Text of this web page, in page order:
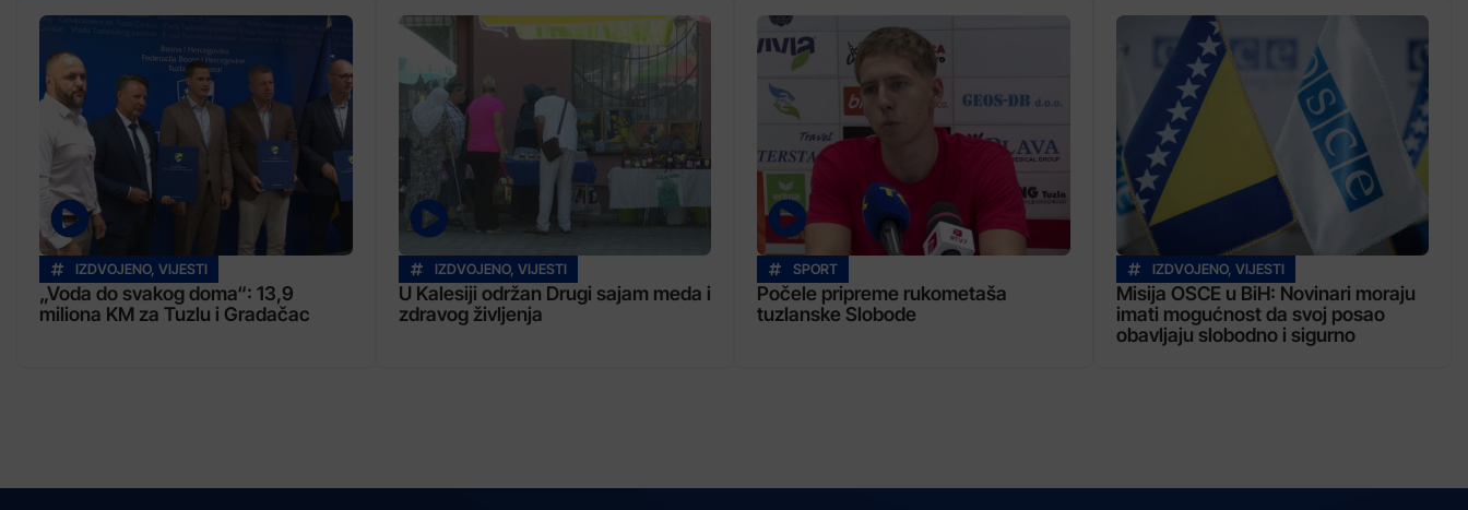
IZDVOJENO, VIJESTI
„Voda do svakog doma“: 13,9
miliona KM za Tuzlu i Gradačac
IZDVOJENO, VIJESTI
U Kalesiji održan Drugi sajam meda i
zdravog življenja
SPORT
Počele pripreme rukometaša
tuzlanske Slobode
IZDVOJENO, VIJESTI
Misija OSCE u BiH: Novinari moraju
imati mogućnost da svoj posao
obavljaju slobodno i sigurno